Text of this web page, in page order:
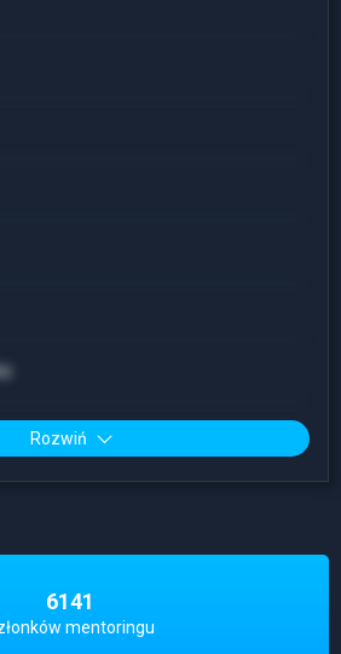
Rozwiń
6141
mentoringu